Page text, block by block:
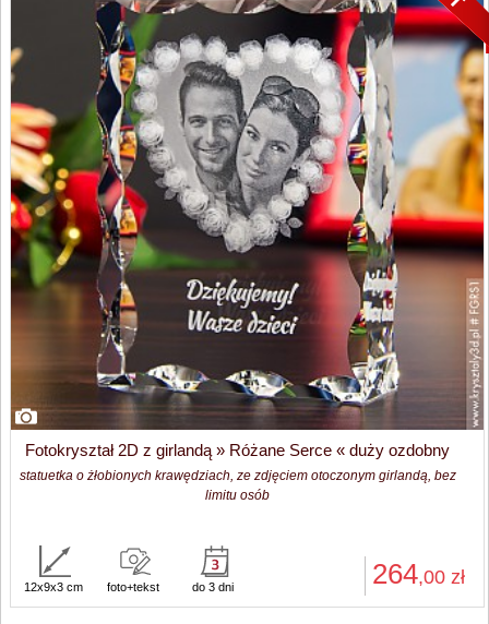
Fotokryształ 2D z girlandą » Różane Serce « duży ozdobny
statuetka o żłobionych krawędziach, ze zdjęciem otoczonym girlandą, bez
limitu osób
264,00 zł
12x9x3 cm foto+tekst do 3 dni